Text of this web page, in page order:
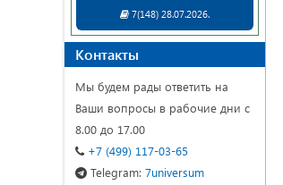
7(148) 28.07.2026.
Контакты
Мы будем рады ответить на
Ваши вопросы в рабочие дни с
8.00 до 17.00
+7 (499) 117-03-65
Telegram: 7universum